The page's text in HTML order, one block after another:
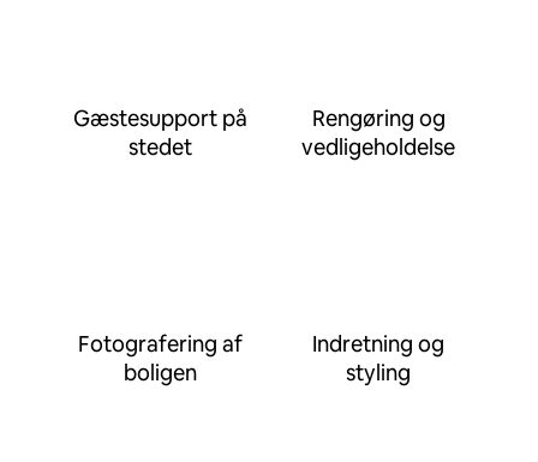
Gæstesupport på
stedet
Rengøring og
vedligeholdelse
Fotografering af
boligen
Indretning og
styling